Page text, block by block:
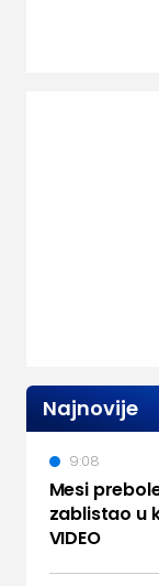
Najnovije
Mesi
zablistao u
VIDEO
9:08